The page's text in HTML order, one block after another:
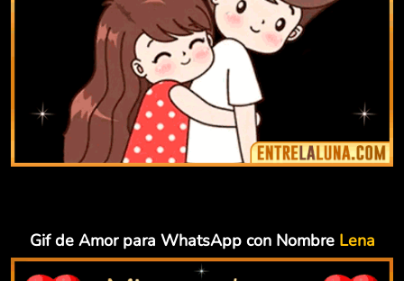
Gif de Amor para WhatsApp con Nombre Lena